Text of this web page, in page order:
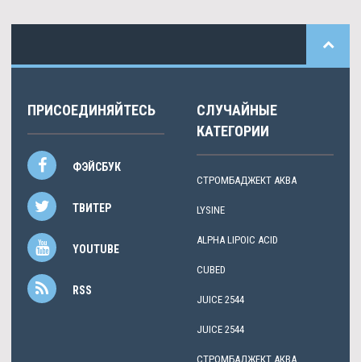
ПРИСОЕДИНЯЙТЕСЬ
ФЭЙСБУК
ТВИТЕР
YOUTUBE
RSS
СЛУЧАЙНЫЕ
КАТЕГОРИИ
СТРОМБАДЖЕКТ АКВА
LYSINE
ALPHA LIPOIC ACID
CUBED
JUICE 2544
JUICE 2544
СТРОМБАДЖЕКТ АКВА